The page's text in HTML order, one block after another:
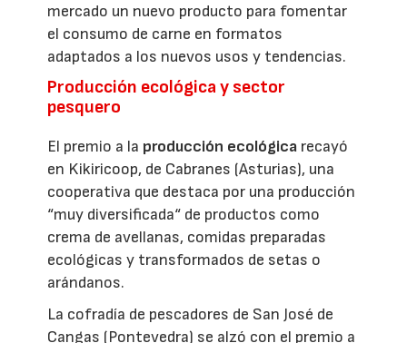
mercado un nuevo producto para fomentar
el consumo de carne en formatos
adaptados a los nuevos usos y tendencias.
Producción ecológica y sector
pesquero
El premio a la producción ecológica recayó
en Kikiricoop, de Cabranes (Asturias), una
cooperativa que destaca por una producción
“muy diversificada“ de productos como
crema de avellanas, comidas preparadas
ecológicas y transformados de setas o
arándanos.
La cofradía de pescadores de San José de
Cangas (Pontevedra) se alzó con el premio a